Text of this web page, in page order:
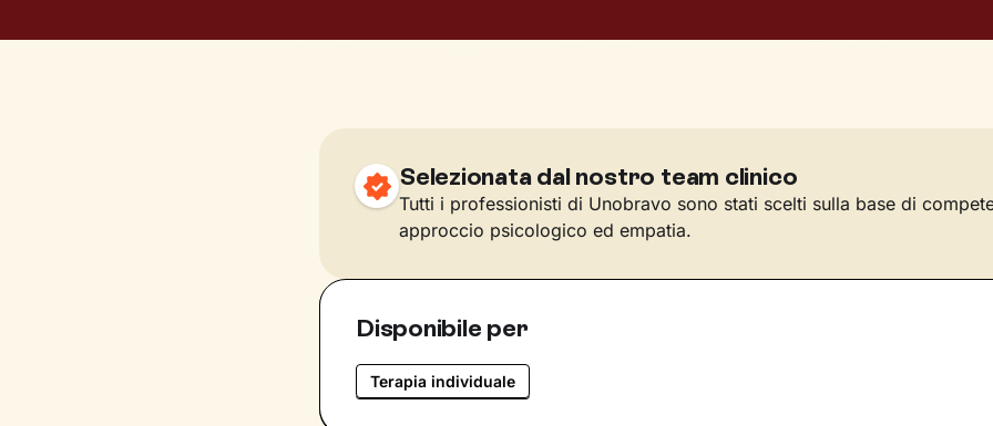
Selezionata dal nostro team clinico
Tutti i professionisti di Unobravo sono stati scelti sulla base di
approccio psicologico ed empatia.
Disponibile per
Terapia individuale